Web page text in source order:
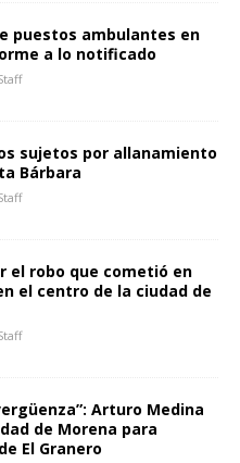
puestos ambulantes en
a lo notificado
sujetos por allanamiento
Bárbara
el robo que cometió en
el centro de la ciudad de
Arturo Medina
de Morena para
El Granero